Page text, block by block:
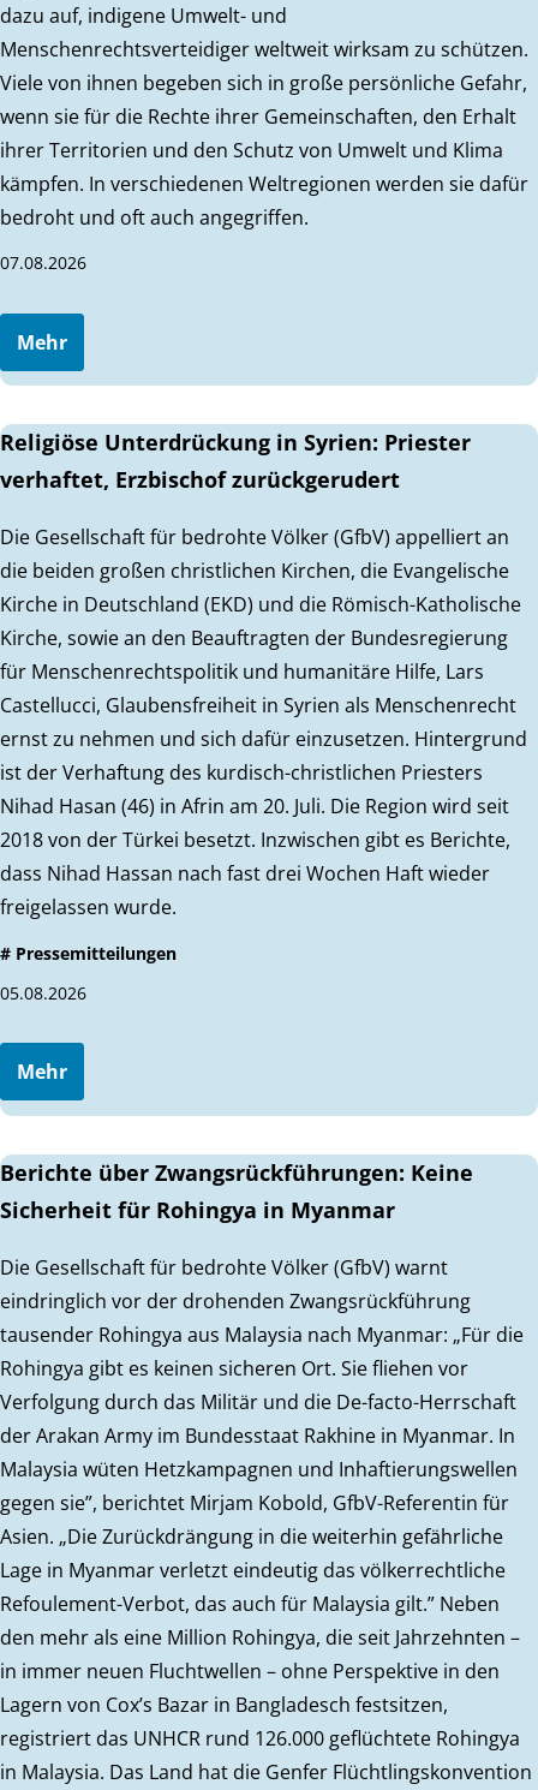
dazu auf, indigene Umwelt- und
Menschenrechtsverteidiger weltweit wirksam zu schützen.
Viele von ihnen begeben sich in große persönliche Gefahr,
wenn sie für die Rechte ihrer Gemeinschaften, den Erhalt
ihrer Territorien und den Schutz von Umwelt und Klima
kämpfen. In verschiedenen Weltregionen werden sie dafür
bedroht und oft auch angegriffen.
07.08.2026
Mehr
Religiöse Unterdrückung in Syrien: Priester
verhaftet, Erzbischof zurückgerudert
Die Gesellschaft für bedrohte Völker (GfbV) appelliert an
die beiden großen christlichen Kirchen, die Evangelische
Kirche in Deutschland (EKD) und die Römisch-Katholische
Kirche, sowie an den Beauftragten der Bundesregierung
für Menschenrechtspolitik und humanitäre Hilfe, Lars
Castellucci, Glaubensfreiheit in Syrien als Menschenrecht
ernst zu nehmen und sich dafür einzusetzen. Hintergrund
ist der Verhaftung des kurdisch-christlichen Priesters
Nihad Hasan (46) in Afrin am 20. Juli. Die Region wird seit
2018 von der Türkei besetzt. Inzwischen gibt es Berichte,
dass Nihad Hassan nach fast drei Wochen Haft wieder
freigelassen wurde.
# Pressemitteilungen
05.08.2026
Mehr
Berichte über Zwangsrückführungen: Keine
Sicherheit für Rohingya in Myanmar
Die Gesellschaft für bedrohte Völker (GfbV) warnt
eindringlich vor der drohenden Zwangsrückführung
tausender Rohingya aus Malaysia nach Myanmar: „Für die
Rohingya gibt es keinen sicheren Ort. Sie fliehen vor
Verfolgung durch das Militär und die De-facto-Herrschaft
der Arakan Army im Bundesstaat Rakhine in Myanmar. In
Malaysia wüten Hetzkampagnen und Inhaftierungswellen
gegen sie”, berichtet Mirjam Kobold, GfbV-Referentin für
Asien. „Die Zurückdrängung in die weiterhin gefährliche
Lage in Myanmar verletzt eindeutig das völkerrechtliche
Refoulement-Verbot, das auch für Malaysia gilt.” Neben
den mehr als eine Million Rohingya, die seit Jahrzehnten –
in immer neuen Fluchtwellen – ohne Perspektive in den
Lagern von Cox’s Bazar in Bangladesch festsitzen,
registriert das UNHCR rund 126.000 geflüchtete Rohingya
in Malaysia. Das Land hat die Genfer Flüchtlingskonvention